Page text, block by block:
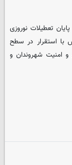
و تا پایان تعطیلات نوروزی
با استقرار در سطح
امنیت شهروندان و